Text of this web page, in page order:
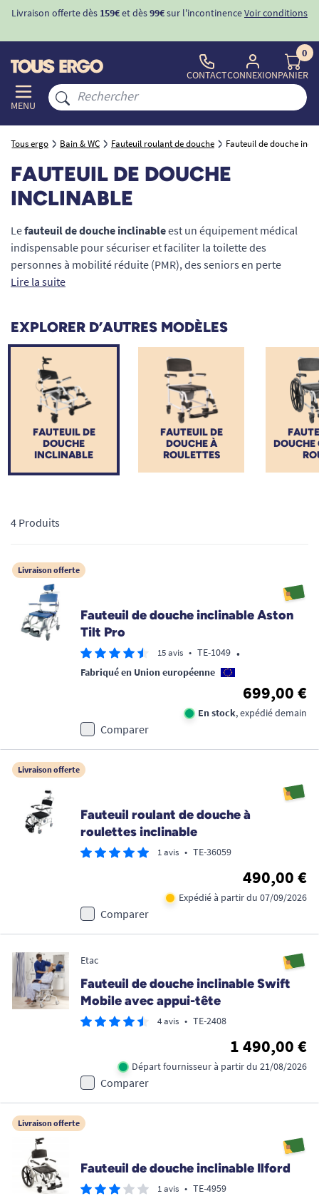
Livraison offerte dès 159€et dès99€sur l'incontinenceVoir conditions
MENU
CONTACTCONNEXION
0
PANIER
Tous ergo Bain & WC Fauteuil roulant de douche Fauteuil de douche
FAUTEUIL DE DOUCHE
INCLINABLE
Lefauteuil de douche inclinableest un équipement médical
indispensable pour sécuriser et faciliter la toilette des
personnes à mobilité réduite (PMR), des seniors en perte
d'autonomie ou des patients atteints de pathologies sévères.
offre un maintien postural optimal sous l'eau, réduisant la
fatigue de l'utilisateur tout en préservant le dos de l'aidant
familial ou professionnel. Chez TOUS ERGO, découvrez une
sélection experte de chaises de douche à roulettes inclinables,
conçues pour garantir une hygiène irréprochable et des
transferts parfaitement sécurisés vers la salle de bain.
Lire la suite
EXPLORER D’AUTRES MODÈLES
FAUTEUIL DE
DOUCHE
INCLINABLE
FAUTEUIL DE
DOUCHE À
ROULETTES
DOUCHE
4 Produits
Livraison offerte
Fauteuil de douche inclinable Aston
Tilt Pro
15 avis • TE-1049 •
Fabriqué en Union européenne
699,00 €
En stock, expédié demain
Comparer
Livraison offerte
Fauteuil roulant de douche à
roulettes inclinable
1 avis • TE-36059
490,00 €
Expédié à partir du 07/09/2026
Comparer
Etac
Fauteuil de douche inclinable Swift
Mobile avec appui-tête
4 avis • TE-2408
1 490,00 €
Départ fournisseur à partir du 21/08/2026
Comparer
Livraison offerte
Fauteuil de douche inclinable Ilford
1 avis • TE-4959